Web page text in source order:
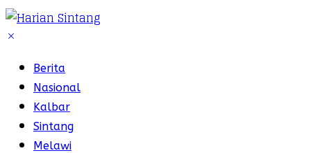
Berita
Nasional
Kalbar
Sintang
Melawi